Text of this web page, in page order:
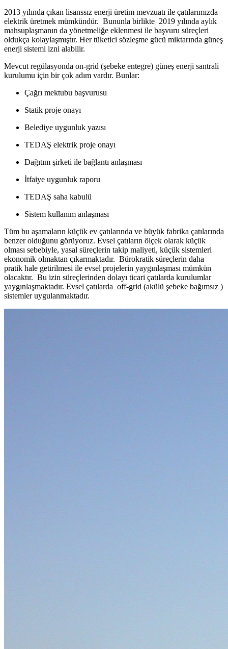
2013 yılında çıkan lisanssız enerji üretim mevzuatı ile çatılarımızda
elektrik üretmek mümkündür. Bununla birlikte 2019 yılında aylık
mahsuplaşmanın da yönetmeliğe eklenmesi ile başvuru süreçleri
oldukça kolaylaşmıştır. Her tüketici sözleşme gücü miktarında güneş
enerji sistemi izni alabilir.
Mevcut regülasyonda on-grid (şebeke entegre) güneş enerji santrali
kurulumu için bir çok adım vardır. Bunlar:
Çağrı mektubu başvurusu
Statik proje onayı
Belediye uygunluk yazısı
TEDAŞ elektrik proje onayı
Dağıtım şirketi ile bağlantı anlaşması
İtfaiye uygunluk raporu
TEDAŞ saha kabulü
Sistem kullanım anlaşması
Tüm bu aşamaların küçük ev çatılarında ve büyük fabrika çatılarında
benzer olduğunu görüyoruz. Evsel çatıların ölçek olarak küçük
olması sebebiyle, yasal süreçlerin takip maliyeti, küçük sistemleri
ekonomik olmaktan çıkarmaktadır. Bürokratik süreçlerin daha
pratik hale getirilmesi ile evsel projelerin yaygınlaşması mümkün
olacaktır. Bu izin süreçlerinden dolayı ticari çatılarda kurulumlar
yaygınlaşmaktadır. Evsel çatılarda off-grid (akülü şebeke bağımsız )
sistemler uygulanmaktadır.